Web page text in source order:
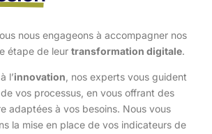
nous engageons à accompagner nos
étape de leur transformation digitale.
l’innovation , nos experts vous guident
de vos processus, en vous offrant des
adaptées à vos besoins. Nous vous
la mise en place de vos indicateurs de